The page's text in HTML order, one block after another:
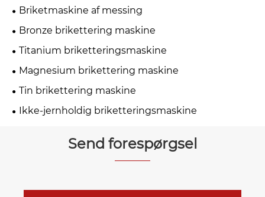
Briketmaskine af messing
Bronze brikettering maskine
Titanium briketteringsmaskine
Magnesium brikettering maskine
Tin brikettering maskine
Ikke-jernholdig briketteringsmaskine
Send forespørgsel